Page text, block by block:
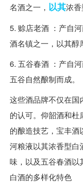
名酒之一， 以其浓香
5. 赊店老酒 ：产自
酒名镇之一，以其醇
6. 五谷春酒 ：产自
五谷自然酿制而成。
这些酒品牌不仅在国
的认可。仰韶酒和
的酿造技艺，宝丰
河粮液以其浓香型
味，以及五谷春酒
白酒的多样化特色